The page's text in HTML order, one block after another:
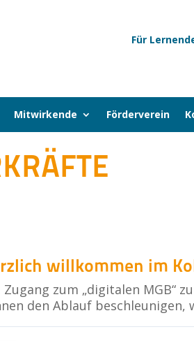
Für
Mitwirkende Förderverein
willkommen im
Zugang zum „digitalen MGB“
den Ablauf